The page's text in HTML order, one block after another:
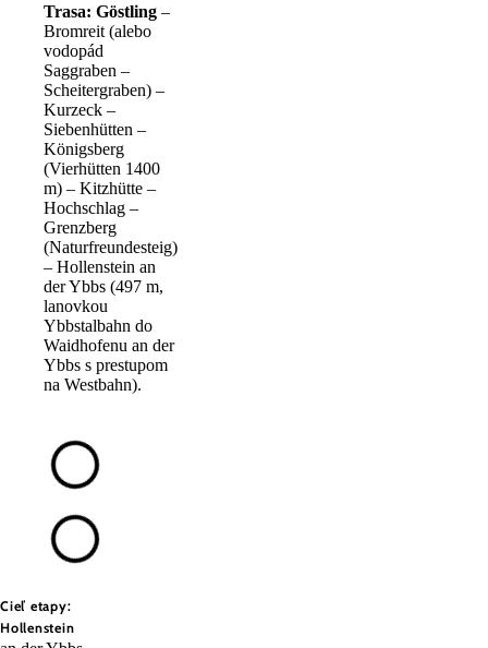
Trasa: Göstling –
Bromreit (alebo
vodopád
Saggraben –
Scheitergraben) –
Kurzeck –
Siebenhütten –
Königsberg
(Vierhütten 1400
m) – Kitzhütte –
Hochschlag –
Grenzberg
(Naturfreundesteig)
– Hollenstein an
der Ybbs (497 m,
lanovkou
Ybbstalbahn do
Waidhofenu an der
Ybbs s prestupom
na Westbahn).
Cieľ etapy:
Hollenstein